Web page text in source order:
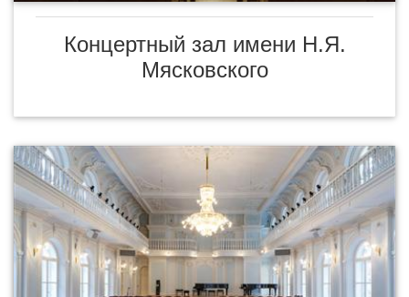
Концертный зал имени Н.Я.
Мясковского